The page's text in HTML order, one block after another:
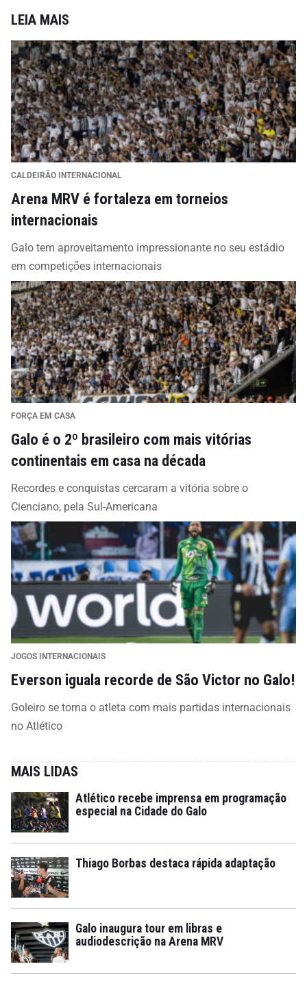
LEIA MAIS
CALDEIRÃO INTERNACIONAL
Arena MRV é fortaleza em torneios
internacionais
Galo tem aproveitamento impressionante no seu estádio
em competições internacionais
FORÇA EM CASA
Galo é o 2º brasileiro com mais vitórias
continentais em casa na década
Recordes e conquistas cercaram a vitória sobre o
Cienciano, pela Sul-Americana
JOGOS INTERNACIONAIS
Everson iguala recorde de São Victor no Galo!
Goleiro se torna o atleta com mais partidas internacionais
no Atlético
MAIS LIDAS
Atlético recebe imprensa em programação
especial na Cidade do Galo
Thiago Borbas destaca rápida adaptação
Galo inaugura tour em libras e
audiodescrição na Arena MRV